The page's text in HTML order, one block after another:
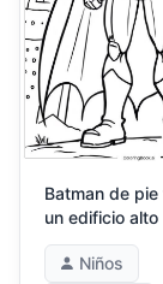
Batman de
un edificio alto
Niños